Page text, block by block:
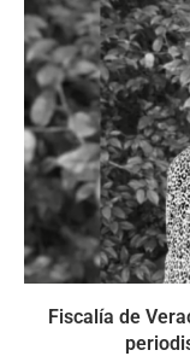
Fiscalía de